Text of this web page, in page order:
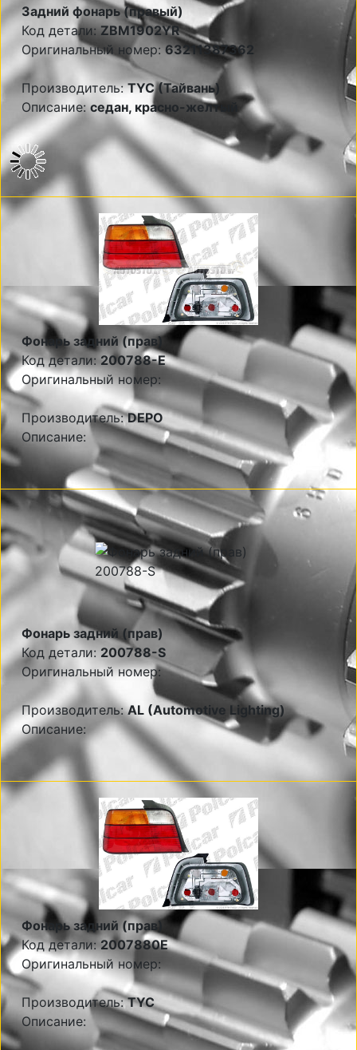
Задний фонарь (правый)
Код детали:ZBM1902YR
Оригинальный номер:63211387362
Производитель:TYC (Тайвань)
Описание:седан, красно-желтый
Фонарь задний (прав)
Код детали: 200788-E
Оригинальный номер:
Производитель:DEPO
Описание:
Фонарь задний (прав)
Код детали: 200788-S
Оригинальный номер:
Производитель:AL (Automotive Lighting)
Описание:
Фонарь задний (прав)
Код детали: 2007880E
Оригинальный номер:
Производитель:TYC
Описание: